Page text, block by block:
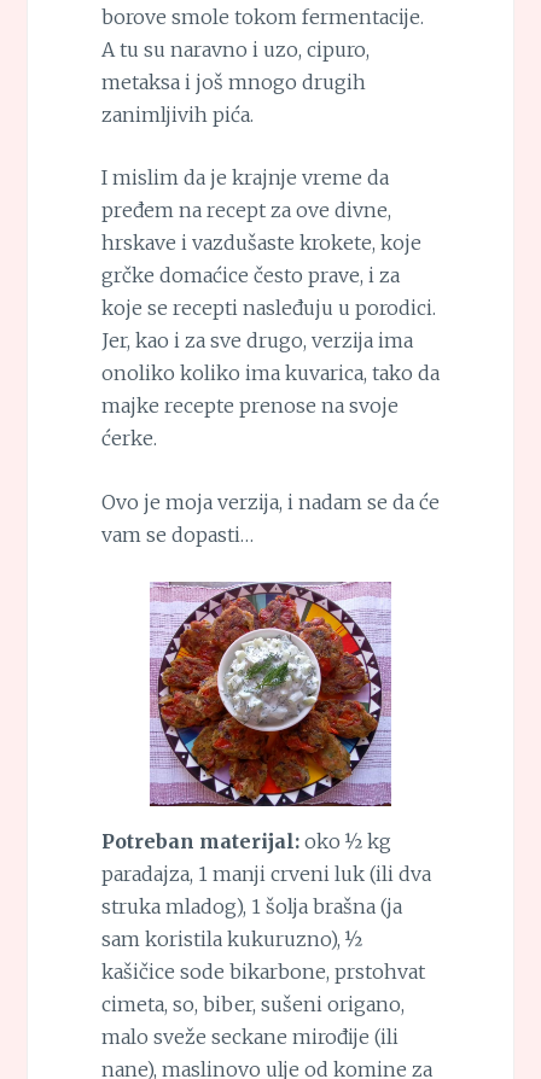
borove smole tokom fermentacije.
A tu su naravno i uzo, cipuro,
metaksa i još mnogo drugih
zanimljivih pića.
I mislim da je krajnje vreme da
pređem na recept za ove divne,
hrskave i vazdušaste krokete, koje
grčke domaćice često prave, i za
koje se recepti nasleđuju u porodici.
Jer, kao i za sve drugo, verzija ima
onoliko koliko ima kuvarica, tako da
majke recepte prenose na svoje
ćerke.
Ovo je moja verzija, i nadam se da će
vam se dopasti…
Potreban materijal:oko ½ kg
paradajza, 1 manji crveni luk (ili dva
struka mladog), 1 šolja brašna (ja
sam koristila kukuruzno), ½
kašičice sode bikarbone, prstohvat
cimeta, so, biber, sušeni origano,
malo sveže seckane mirođije (ili
nane), maslinovo ulje od komine za